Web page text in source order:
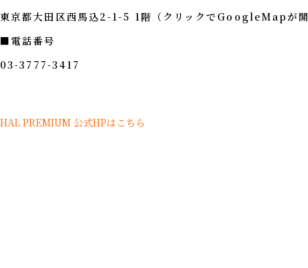
東京都大田区西馬込2-1-5 1階 （クリックでGoogleMapが
■電話番号
03-3777-3417
HAL PREMIUM 公式HPはこちら